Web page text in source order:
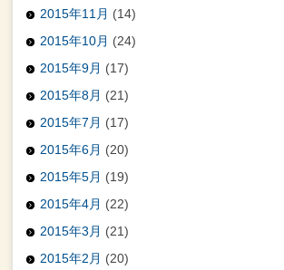
2015年11月 (14)
2015年10月 (24)
2015年9月 (17)
2015年8月 (21)
2015年7月 (17)
2015年6月 (20)
2015年5月 (19)
2015年4月 (22)
2015年3月 (21)
2015年2月 (20)